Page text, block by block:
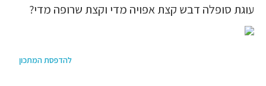
עוגת סופלה דבש קצת אפויה מדי וקצת שרופה מדי?
להדפסת המתכון